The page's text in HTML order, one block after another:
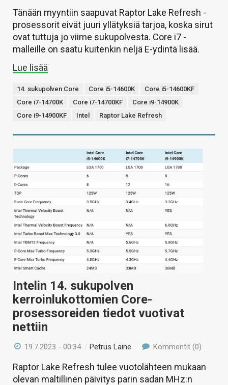
Tänään myyntiin saapuvat Raptor Lake Refresh -
prosessorit eivät juuri yllätyksiä tarjoa, koska sirut
ovat tuttuja jo viime sukupolvesta. Core i7 -
malleille on saatu kuitenkin neljä E-ydintä lisää.
Lue lisää
14. sukupolven Core Core i5-14600K
Core i5-14600KF
Core i7-14700K
Core i7-14700KF
Core i9-14900K
Core i9-14900KF
Intel Raptor Lake Refresh
Intelin 14. sukupolven
kerroinlukottomien Core-
prosessoreiden tiedot vuotivat
nettiin
19.7.2023 - 00:34 /Petrus Laine Kommentit (0)
Raptor Lake Refresh tulee vuotolähteen mukaan
olevan maltillinen päivitys parin sadan MHz:n